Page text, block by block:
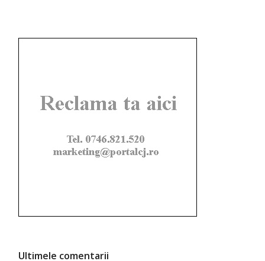
Ultimele comentarii